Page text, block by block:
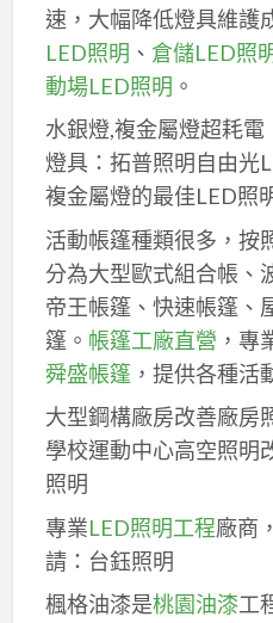
速，大幅降低燈具維護
LED照明 、 倉儲LED照
動場LED照明 。
水銀燈,複金屬燈超耗
燈具：拓普照明自由光
複金屬燈的最佳LED照
活動帳篷種類很多，按
分為大型歐式組合帳、
帝王帳篷、快速帳篷、
篷。 帳篷工廠直營 ，專
舜盛帳篷，提供各種活
大型鋼構廠房改善廠房
學校運動中心高空照明
照明
專業LED照明工程廠商
請：台鈺照明
楓格油漆是桃園油漆工